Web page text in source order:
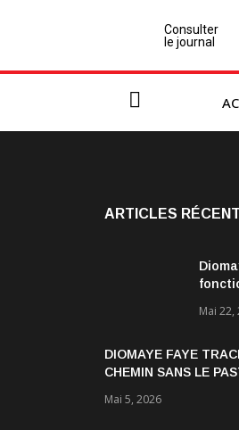
Consulter
le journal
ARTICLES
Sonko
Mai 22,
DIOMAYE FAYE
CHEMIN SANS LE
Mai 5, 2026